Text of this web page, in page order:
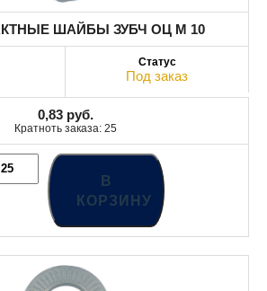
ШАЙБЫ ЗУБЧ ОЦ М 10
Под заказ
0,83 руб.
Кратноть заказа: 25
В
КОРЗИНУ